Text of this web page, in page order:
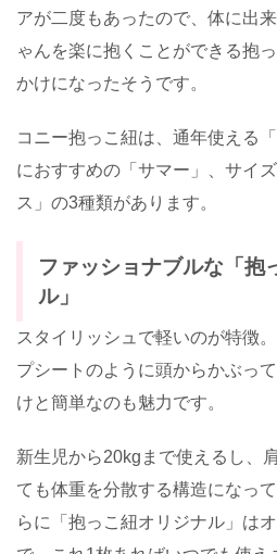
アが二度もあったので、体に出
ゃんを楽に抱くことができる抱
かけになったそうです。
コニー抱っこ紐は、通年使える
におすすめの「サマー」、サイ
ス」の3種類があります。
ファッショナブルな「抱
ル」
スタイリッシュで軽いのが特徴
プシートのように頭からかぶっ
けと簡単なのも魅力です。
新生児から20kg まで使えるし、
ても体重を分散する構造になっ
らに「抱っこ紐オリジナル」は